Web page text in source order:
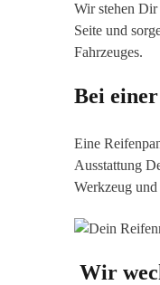
Wir stehen Dir
Seite und
Fahrzeuges.
Bei
Eine
Ausstattung
Werkzeug
Wir